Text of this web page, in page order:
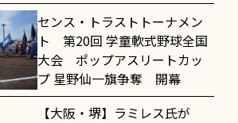
センス・トラストトーナメン
ト 第20回 学童軟式野球全国
大会 ポップアスリートカッ
プ 星野仙一旗争奪 開幕
【大阪・堺】ラミレス氏が